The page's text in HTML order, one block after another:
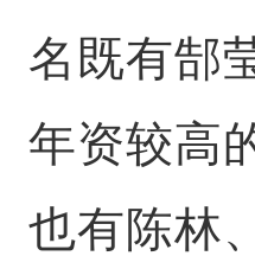
名既有郜
年资较高
也有陈林